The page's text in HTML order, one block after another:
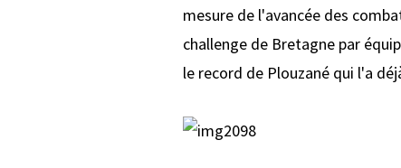
mesure de l'avancée des
challenge de Bretagne par
le record de Plouzané qui l'a